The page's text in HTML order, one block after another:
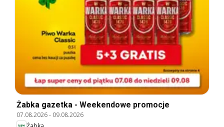
Żabka gazetka - Weekendowe promocje
07.08.2026- 09.08.2026